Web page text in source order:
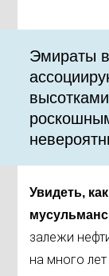
Эмираты
Увидеть,
залежи
на много